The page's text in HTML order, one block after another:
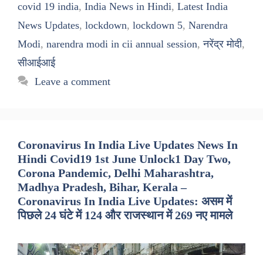
covid 19 india, India News in Hindi, Latest India
News Updates, lockdown, lockdown 5, Narendra
Modi, narendra modi in cii annual session,नरेंद्र मोदी,
सीआईआई
Leave a comment
Coronavirus In India Live Updates News In
Hindi Covid19 1st June Unlock1 Day Two,
Corona Pandemic, Delhi Maharashtra,
Madhya Pradesh, Bihar, Kerala –
Coronavirus In India Live Updates: असम में
पिछले 24 घंटे में 124 और राजस्थान में 269 नए मामले